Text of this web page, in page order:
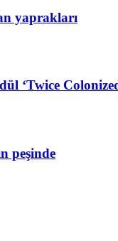
yaprakları
‘Twice
peşinde